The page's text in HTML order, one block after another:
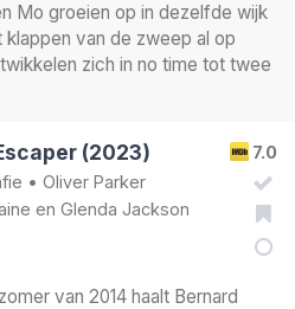
Mo groeien op in dezelfde wijk
van de zweep al op
zich in no time tot twee
7.0
(2023)
• Oliver Parker
en Glenda Jackson
van 2014 haalt Bernard